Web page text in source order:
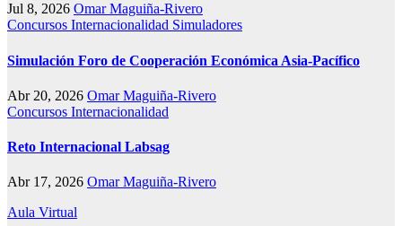
Jul 8, 2026 Omar Maguiña-Rivero
Concursos Internacionalidad Simuladores
Simulación Foro de Cooperación Económica Asia-Pacífico
Abr 20, 2026 Omar Maguiña-Rivero
Concursos Internacionalidad
Reto Internacional Labsag
Abr 17, 2026 Omar Maguiña-Rivero
Aula Virtual